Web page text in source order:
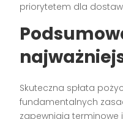
priorytetem dla
Skuteczna spłata
fundamentalnych
zapewniają terminowe